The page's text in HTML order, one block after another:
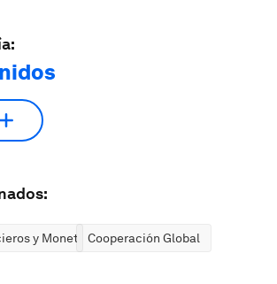
y MonetariosCooperación Global